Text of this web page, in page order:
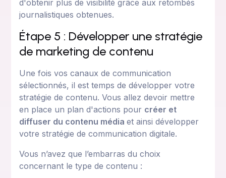
d'obtenir plus de visibilité grâce aux retombés
journalistiques obtenues.
Étape 5 : Développer une stratégie
de marketing de contenu
Une fois vos canaux de communication
sélectionnés, il est temps de développer votre
stratégie de contenu. Vous allez devoir mettre
en place un plan d'actions pour créer et
diffuser du contenu médiaet ainsi développer
votre stratégie de communication digitale.
Vous n’avez que l’embarras du choix
concernant le type de contenu :